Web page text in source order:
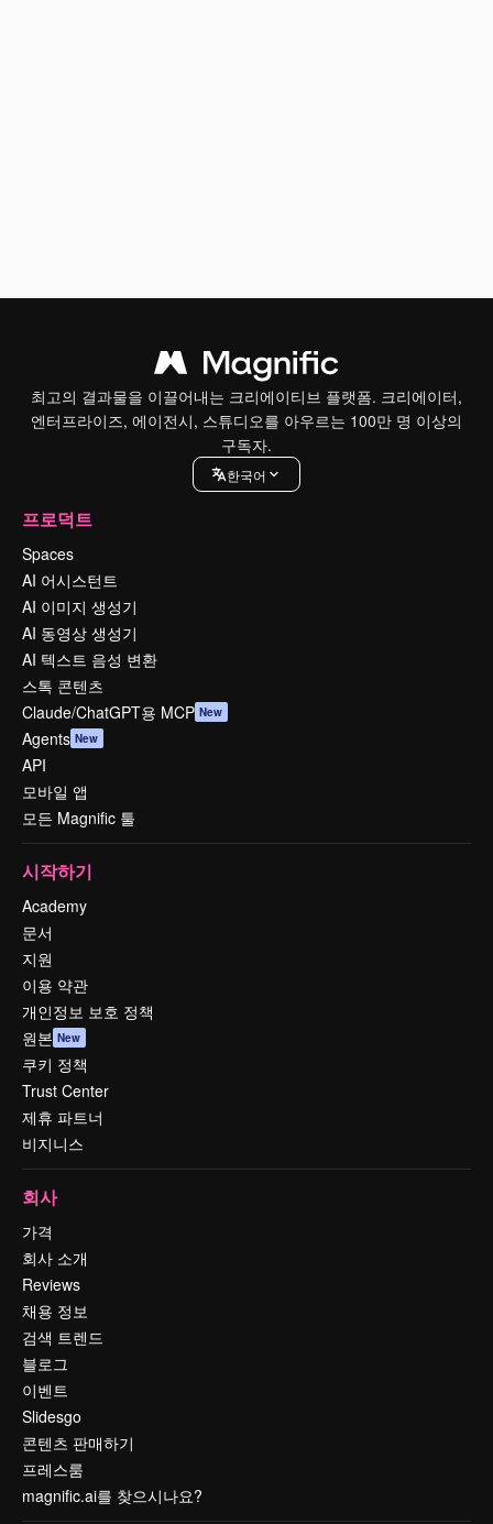
최고의 결과물을 이끌어내는 크리에이티브 플랫폼. 크리에이터,
엔터프라이즈, 에이전시, 스튜디오를 아우르는 100만 명 이상의
구독자.
한국어
프로덕트
Spaces
AI 어시스턴트
AI 이미지 생성기
AI 동영상 생성기
AI 텍스트 음성 변환
스톡 콘텐츠
Claude/ChatGPT용 MCP New
Agents New
API
모바일 앱
모든 Magnific 툴
시작하기
Academy
문서
지원
이용 약관
개인정보 보호 정책
원본 New
쿠키 정책
Trust Center
제휴 파트너
비지니스
회사
가격
회사 소개
Reviews
채용 정보
검색 트렌드
블로그
이벤트
Slidesgo
콘텐츠 판매하기
프레스룸
magnific.ai를 찾으시나요?